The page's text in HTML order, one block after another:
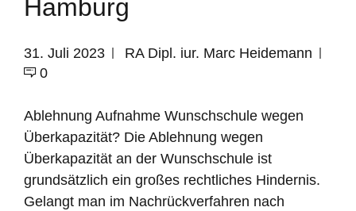
Hamburg
31. Juli 2023
RA Dipl. iur. Marc Heidemann
0
Ablehnung Aufnahme Wunschschule wegen
Überkapazität? Die Ablehnung wegen
Überkapazität an der Wunschschule ist
grundsätzlich ein großes rechtliches Hindernis.
Gelangt man im Nachrückverfahren nach